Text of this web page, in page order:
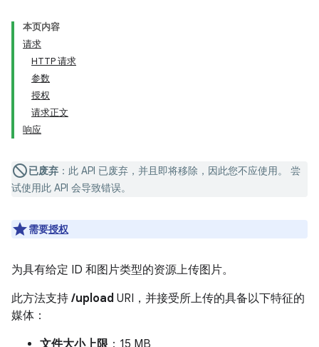
本页内容
请求
HTTP 请求
参数
授权
请求正文
响应
已废弃 ：此 API 已废弃，并且即将移除，因此您不应使用。 尝
试使用此 API 会导致错误。
需要授权
为具有给定 ID 和图片类型的资源上传图片。
此方法支持 /upload URI，并接受所上传的具备以下特征的
媒体：
文件大小上限：15 MB